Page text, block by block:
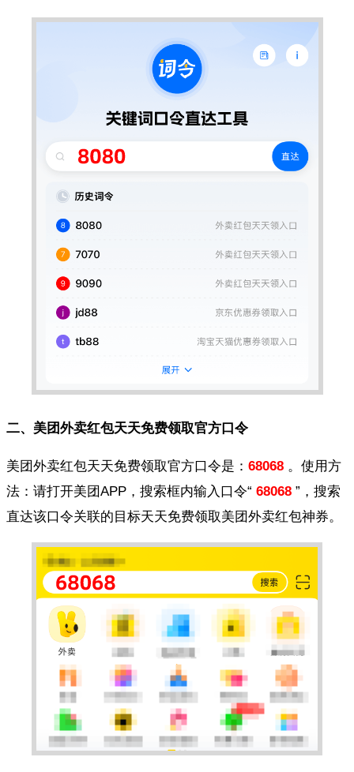
二、美团外卖红包天天免费领取官方口令
美团外卖红包天天免费领取官方口令是： 68068 。使用方
法：请打开美团APP，搜索框内输入口令“ 68068 ”，搜索
直达该口令关联的目标天天免费领取美团外卖红包神券。